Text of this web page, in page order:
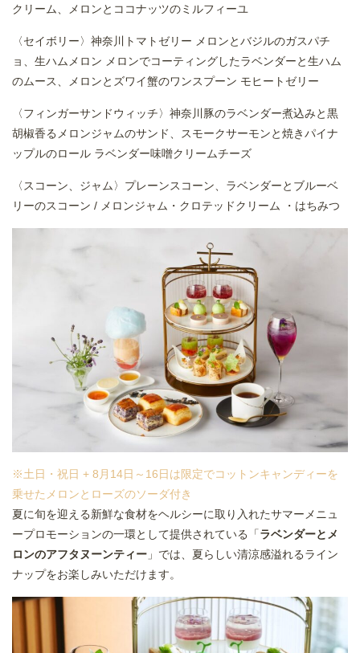
クリーム、メロンとココナッツのミルフィーユ
〈セイボリー〉神奈川トマトゼリー メロンとバジルのガスパチ
ョ、生ハムメロン メロンでコーティングしたラベンダーと生ハム
のムース、メロンとズワイ蟹のワンスプーン モヒートゼリー
〈フィンガーサンドウィッチ〉神奈川豚のラベンダー煮込みと黒
胡椒香るメロンジャムのサンド、スモークサーモンと焼きパイナ
ップルのロール ラベンダー味噌クリームチーズ
〈スコーン、ジャム〉プレーンスコーン、ラベンダーとブルーベ
リーのスコーン / メロンジャム・クロテッドクリーム ・はちみつ
※土日・祝日 + 8月14日～16日は限定でコットンキャンディーを
乗せたメロンとローズのソーダ付き
夏に旬を迎える新鮮な食材をヘルシーに取り入れたサマーメニュ
ープロモーションの一環として提供されている「ラベンダーとメ
ロンのアフタヌーンティー 」では、夏らしい清涼感溢れるライン
ナップをお楽しみいただけます。